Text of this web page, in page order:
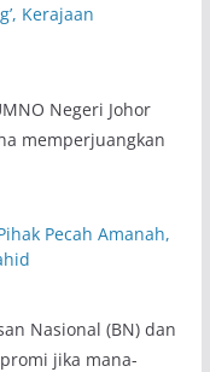
Kerajaan
Negeri Johor
memperjuangkan
Pecah Amanah,
Nasional (BN) dan
jika mana-